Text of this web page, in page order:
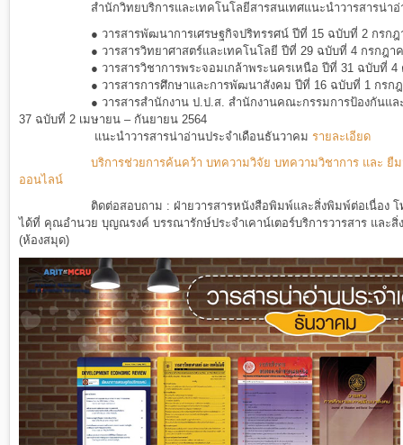
สำนักวิทยบริการและเทคโนโลยีสารสนเทศแนะนำวารสารน่า
● วารสารพัฒนาการเศรษฐกิจปริทรรศน์ ปีที่ 15 ฉบับที่ 2 กรกฎ
● วารสารวิทยาศาสตร์และเทคโนโลยี ปีที่ 29 ฉบับที่ 4 กรกฎา
● วารสารวิชาการพระจอมเกล้าพระนครเหนือ ปีที่ 31 ฉบับที่
● วารสารการศึกษาและการพัฒนาสังคม ปีที่ 16 ฉบับที่ 1 กรก
● วารสารสำนักงาน ป.ป.ส. สำนักงานคณะกรรมการป้องกันแ
37 ฉบับที่ 2 เมษายน – กันยายน 2564
แนะนำวารสารน่าอ่านประจำเดือนธันวาคม รายละเอียด
บริการช่วยการค้นคว้า บทความวิจัย บทความวิชาการ และ ยืมวา
ออนไลน์
ติดต่อสอบถาม : ฝ่ายวารสารหนังสือพิมพ์และสิ่งพิมพ์ต่อเนื่อง โทร.
ได้ที่ คุณอำนวย บุญณรงค์ บรรณารักษ์ประจำเคาน์เตอร์บริการวารสาร และ
(ห้องสมุด)